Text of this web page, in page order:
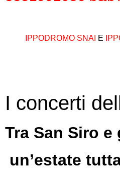
IPPODROMO SNAI E
I concerti
Tra San Siro
un’estate